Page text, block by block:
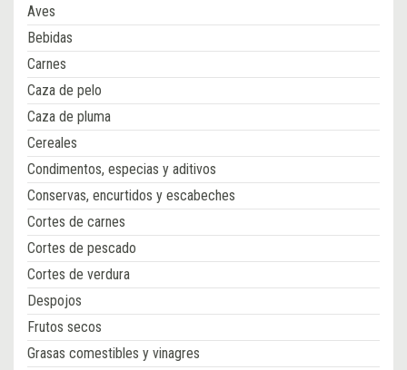
Aves
Bebidas
Carnes
Caza de pelo
Caza de pluma
Cereales
Condimentos, especias y aditivos
Conservas, encurtidos y escabeches
Cortes de carnes
Cortes de pescado
Cortes de verdura
Despojos
Frutos secos
Grasas comestibles y vinagres